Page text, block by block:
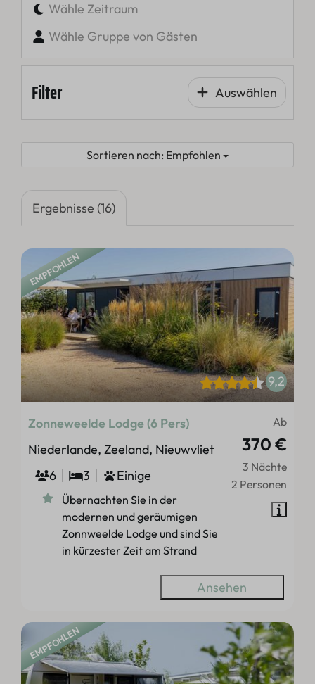
Wähle Zeitraum
Wähle Gruppe von Gästen
Filter Auswählen
Sortieren nach: Empfohlen
Ergebnisse (16)
EMPFOHLEN
9,2
Ab
370 €
3 Nächte
2 Personen
Zonneweelde Lodge (6 Pers)
Niederlande, Zeeland, Nieuwvliet
6
3 Einige
Übernachten Sie in der
modernen und geräumigen
Zonnweelde Lodge und sind Sie
in kürzester Zeit am Strand
Ansehen
EMPFOHLEN